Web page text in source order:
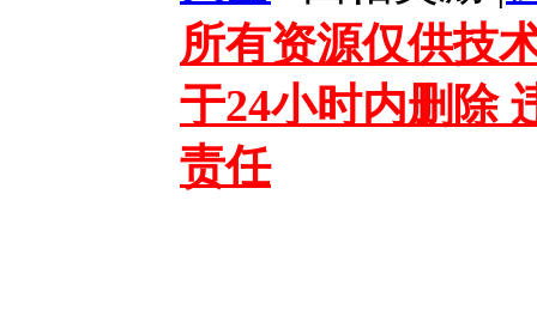
所有资源仅供技
于24小时内删除
责任